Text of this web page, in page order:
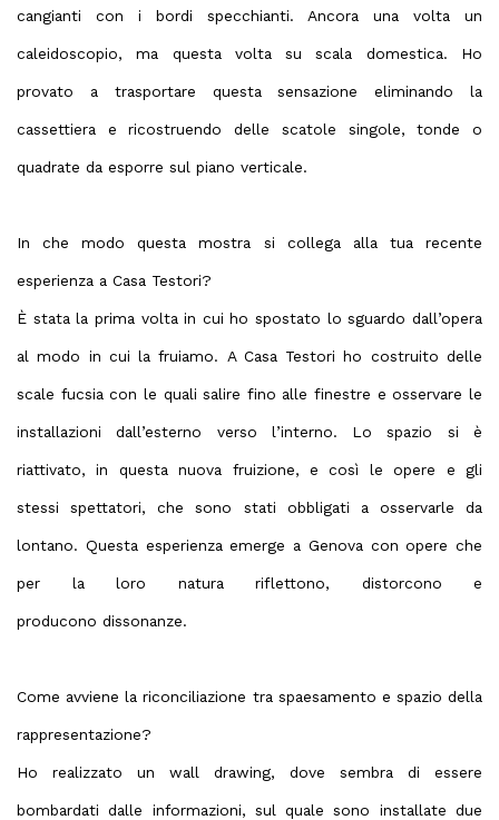
cangianti con i bordi specchianti. Ancora una volta un
caleidoscopio, ma questa volta su scala domestica. Ho
provato a trasportare questa sensazione eliminando la
cassettiera e ricostruendo delle scatole singole, tonde o
quadrate da esporre sul piano verticale.
In che modo questa mostra si collega alla tua recente
esperienza a Casa Testori?
È stata la prima volta in cui ho spostato lo sguardo dall’opera
al modo in cui la fruiamo. A Casa Testori ho costruito delle
scale fucsia con le quali salire fino alle finestre e osservare le
installazioni dall’esterno verso l’interno. Lo spazio si è
riattivato, in questa nuova fruizione, e così le opere e gli
stessi spettatori, che sono stati obbligati a osservarle da
lontano. Questa esperienza emerge a Genova con opere che
per la loro natura riflettono, distorcono e
producono dissonanze.
Come avviene la riconciliazione tra spaesamento e spazio della
rappresentazione?
Ho realizzato un wall drawing, dove sembra di essere
bombardati dalle informazioni, sul quale sono installate due